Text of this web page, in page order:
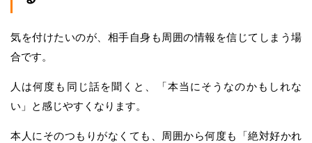
気を付けたいのが、相手自身も周囲の情報を信じてしまう場
合です。
人は何度も同じ話を聞くと、「本当にそうなのかもしれな
い」と感じやすくなります。
本人にそのつもりがなくても、周囲から何度も「絶対好かれ